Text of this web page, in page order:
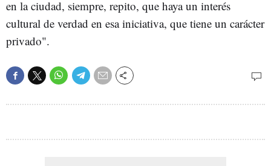
en la ciudad, siempre, repito, que haya un interés
cultural de verdad en esa iniciativa, que tiene un carácter
privado".